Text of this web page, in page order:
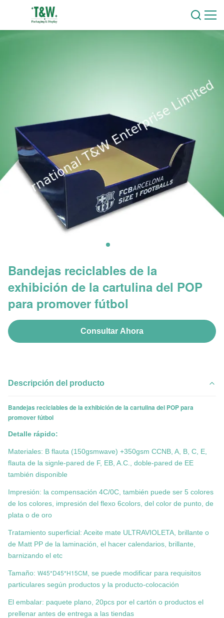
Bandejas reciclables de la
exhibición de la cartulina del POP
para promover fútbol
Consultar Ahora
Descripción del producto
Bandejas reciclables de la exhibición de la cartulina del POP para
promover fútbol
Detalle rápido:
Materiales: B flauta (150gsmwave) +350gsm CCNB, A, B, C, E,
flauta de la signle-pared de F, EB, A.C., doble-pared de EE
también disponible
Impresión: la compensación 4C/0C, también puede ser 5 colores
de los colores, impresión del flexo 6colors, del color de punto, de
plata o de oro
Tratamiento superficial: Aceite mate ULTRAVIOLETA, brillante o
de Matt PP de la laminación, el hacer calendarios, brillante,
barnizando el etc
Tamaño: W45*D45*H15CM , se puede modificar para requisitos
particulares según productos y la producto-colocación
El embalar: paquete plano, 20pcs por el cartón o productos el
prellenar antes de entrega a las tiendas